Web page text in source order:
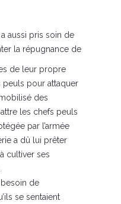
aussi pris soin de
la répugnance de
de leur propre
peuls pour attaquer
des
les chefs peuls
par l’armée
a dû lui prêter
cultiver ses
besoin de
se sentaient